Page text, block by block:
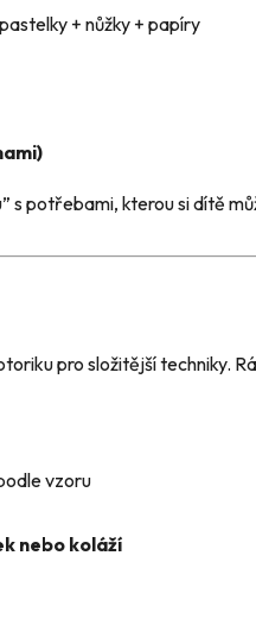
+ nůžky + papíry
s potřebami, kterou si dítě
pro složitější techniky.
vzoru
nebo koláží